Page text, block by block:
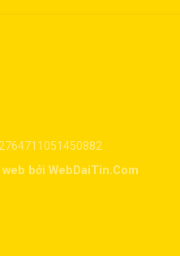
bởi WebDaiTin.Com